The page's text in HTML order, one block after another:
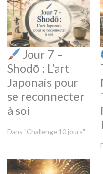
Jour 7 –
Shodō : L’art
Japonais pour
se reconnecter
à soi
Dans "Challenge 10 jours"